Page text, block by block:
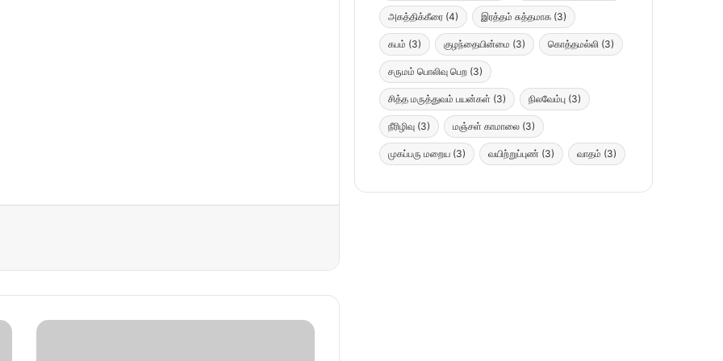
அகத்திக்கீரை (4) இரத்தம் சுத்தமாக (3)
கபம் (3) குழந்தையின்மை (3) கொத்தமல்லி (3)
சருமம் பொலிவு பெற (3)
சித்த மருத்துவம் பயன்கள் (3) நிலவேம்பு (3)
நீரிழிவு (3) மஞ்சள் காமாலை (3)
முகப்பரு மறைய (3) வயிற்றுப்புண் (3) வாதம் (3)